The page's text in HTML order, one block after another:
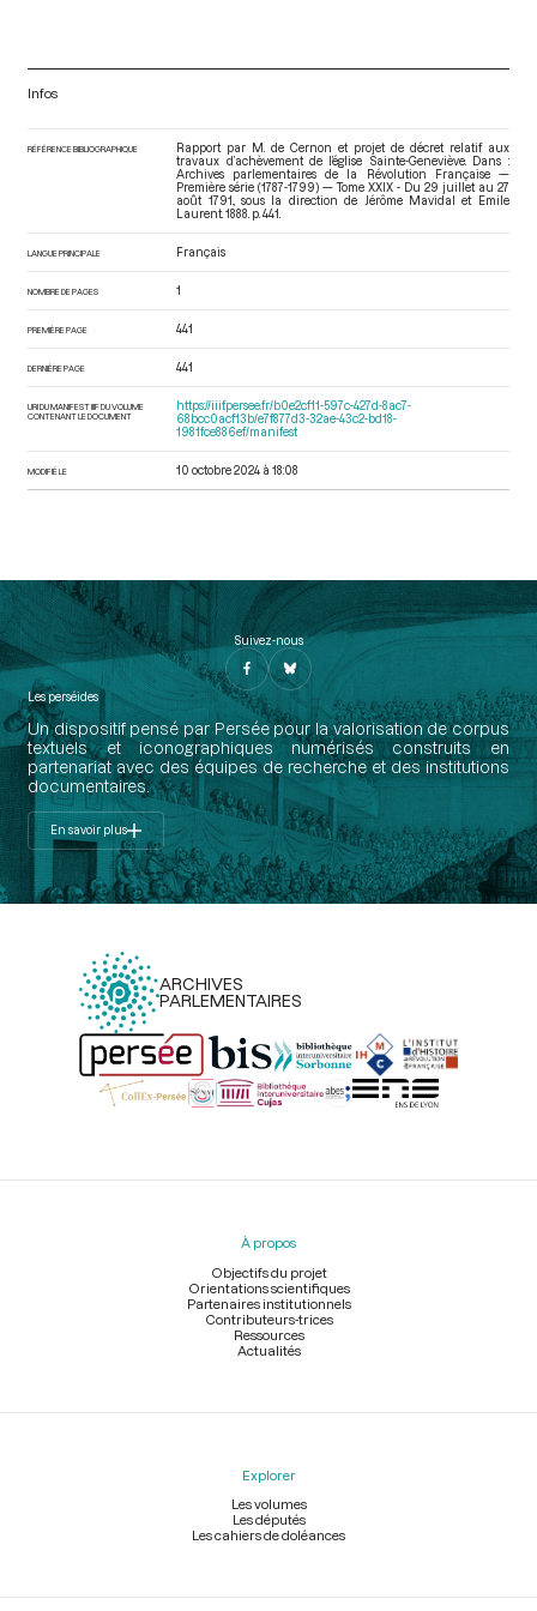
Infos
RÉFÉRENCE BIBLIOGRAPHIQUE
Rapport par M. de Cernon et projet de décret relatif aux
travaux d’achèvement de l’église Sainte-Geneviève. Dans :
Archives parlementaires de la Révolution Française —
Première série (1787-1799) — Tome XXIX - Du 29 juillet au 27
août 1791.
, sous la direction de Jérôme Mavidal et Emile
Laurent. 1888. p. 441.
LANGUE PRINCIPALE Français
NOMBRE DE PAGES 1
PREMIÈRE PAGE 441
DERNIÈRE PAGE 441
URI DU MANIFEST IIIF DU VOLUME
CONTENANT LE DOCUMENT
https://iiif.persee.fr/b0e2cf11-597c-427d-8ac7-
68bcc0acf13b/e7f877d3-32ae-43c2-bd18-
1981fce886ef/manifest
MODIFIÉ LE 10 octobre 2024 à 18:08
Suivez-nous
Les perséides
Un dispositif pensé par Persée pour la valorisation de corpus
textuels et iconographiques numérisés construits en
partenariat avec des équipes de recherche et des institutions
documentaires.
En savoir plus
ARCHIVES
PARLEMENTAIRES
Menu
À propos
Objectifs du projet
Orientations scientifiques
Partenaires institutionnels
Contributeurs-trices
Ressources
Actualités
Explorer
Les volumes
Les députés
Les cahiers de doléances